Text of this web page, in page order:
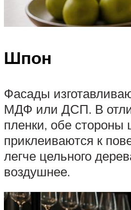
Шпон
Фасады
МДФ или ДСП. В
пленки, обе стороны
приклеиваются к
легче цельного
воздушнее.